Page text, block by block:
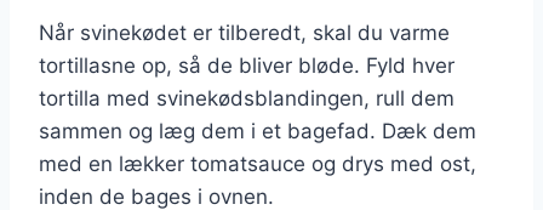
Når svinekødet er tilberedt, skal du varme
tortillasne op, så de bliver bløde. Fyld hver
tortilla med svinekødsblandingen, rull dem
sammen og læg dem i et bagefad. Dæk dem
med en lækker tomatsauce og drys med ost,
inden de bages i ovnen.